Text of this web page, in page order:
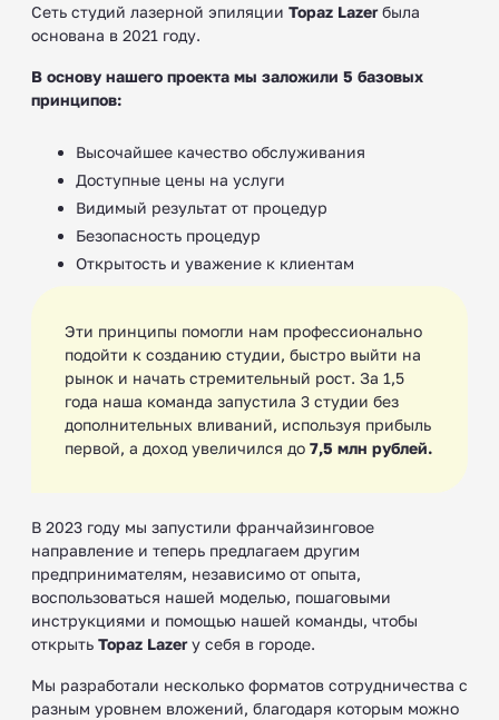
Сеть студий лазерной эпиляции Topaz Lazerбыла
основана в 2021 году.
В основу нашего проекта мы заложили 5 базовых
принципов:
Высочайшее качество обслуживания
Доступные цены на услуги
Видимый результат от процедур
Безопасность процедур
Открытость и уважение к клиентам
Эти принципы помогли нам профессионально
подойти к созданию студии, быстро выйти на
рынок и начать стремительный рост. За 1,5
года наша команда запустила 3 студии без
дополнительных вливаний, используя прибыль
первой, а доход увеличился до 7,5 млн рублей.
В 2023 году мы запустили франчайзинговое
направление и теперь предлагаем другим
предпринимателям, независимо от опыта,
воспользоваться нашей моделью, пошаговыми
инструкциями и помощью нашей команды, чтобы
открыть Topaz Lazerу себя в городе.
Мы разработали несколько форматов сотрудничества с
разным уровнем вложений, благодаря которым можно